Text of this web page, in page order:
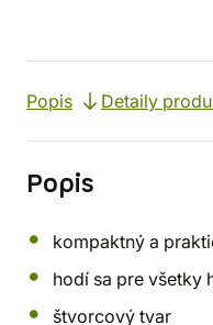
Popis Detaily
Popis
kompaktný a
hodí sa pre všetky
štvorcový tvar